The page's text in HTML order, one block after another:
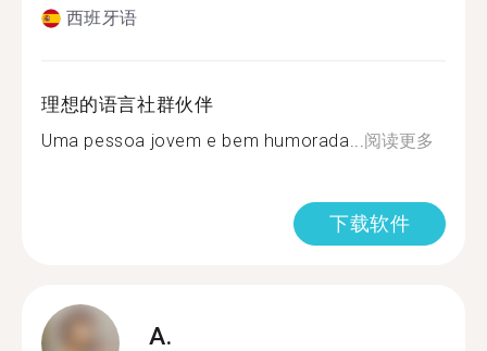
西班牙语
理想的语言社群伙伴
Uma pessoa jovem e bem humorada...阅读更多
下载软件
A.